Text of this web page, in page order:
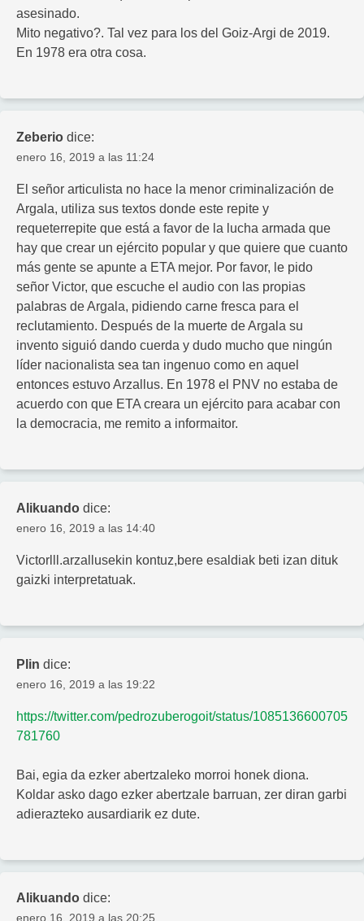
asesinado.
Mito negativo?. Tal vez para los del Goiz-Argi de 2019.
En 1978 era otra cosa.
Zeberio dice:
enero 16, 2019 a las 11:24
El señor articulista no hace la menor criminalización de
Argala, utiliza sus textos donde este repite y
requeterrepite que está a favor de la lucha armada que
hay que crear un ejército popular y que quiere que cuanto
más gente se apunte a ETA mejor. Por favor, le pido
señor Victor, que escuche el audio con las propias
palabras de Argala, pidiendo carne fresca para el
reclutamiento. Después de la muerte de Argala su
invento siguió dando cuerda y dudo mucho que ningún
líder nacionalista sea tan ingenuo como en aquel
entonces estuvo Arzallus. En 1978 el PNV no estaba de
acuerdo con que ETA creara un ejército para acabar con
la democracia, me remito a informaitor.
Alikuando dice:
enero 16, 2019 a las 14:40
Victorlll.arzallusekin kontuz,bere esaldiak beti izan dituk
gaizki interpretatuak.
Plin dice:
enero 16, 2019 a las 19:22
https://twitter.com/pedrozuberogoit/status/1085136600705
781760
Bai, egia da ezker abertzaleko morroi honek diona.
Koldar asko dago ezker abertzale barruan, zer diran garbi
adierazteko ausardiarik ez dute.
Alikuando dice:
enero 16, 2019 a las 20:25